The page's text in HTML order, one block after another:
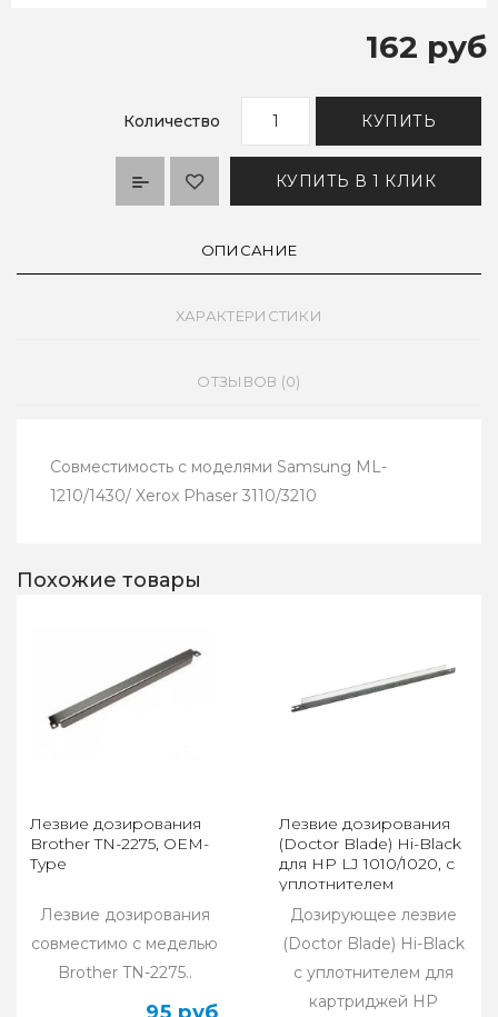
162 руб
Количество КУПИТЬ
КУПИТЬ В 1 КЛИК
ОПИСАНИЕ
ХАРАКТЕРИСТИКИ
ОТЗЫВОВ (0)
Совместимость с моделями Samsung ML-
1210/1430/ Xerox Phaser 3110/3210
Похожие товары
Лезвие дозирования
Brother TN-2275, OEM-
Type
Лезвие дозирования
совместимо с меделью
Brother TN-2275..
Лезвие дозирования
(Doctor Blade) Hi-Black
для HP LJ 1010/1020, с
уплотнителем
Дозирующее лезвие
(Doctor Blade) Hi-Black
с уплотнителем для
картриджей HP